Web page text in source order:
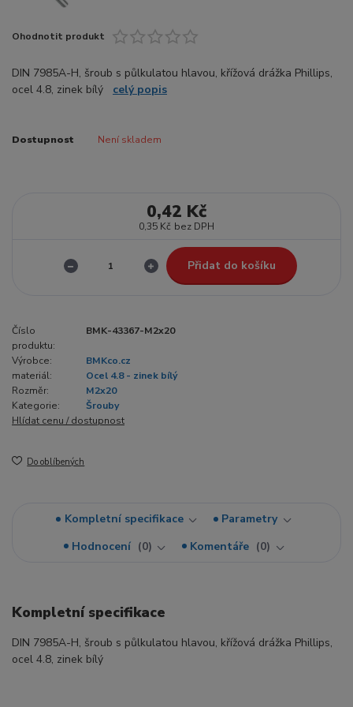
Ohodnotit produkt
DIN 7985A-H, šroub s půlkulatou hlavou, křížová drážka Phillips,
ocel 4.8, zinek bílý celý popis
Dostupnost Není skladem
0,42 Kč
0,35 Kč bez DPH
Přidat do košíku
Číslo
produktu:
BMK-43367-M2x20
Výrobce:
BMKco.cz
materiál:
Ocel 4.8 - zinek bílý
Rozměr:
M2x20
Kategorie:
Šrouby
Hlídat cenu / dostupnost
Do oblíbených
Kompletní specifikace
Parametry
Hodnocení
0 Komentáře 0
Kompletní specifikace
DIN 7985A-H, šroub s půlkulatou hlavou, křížová drážka Phillips,
ocel 4.8, zinek bílý